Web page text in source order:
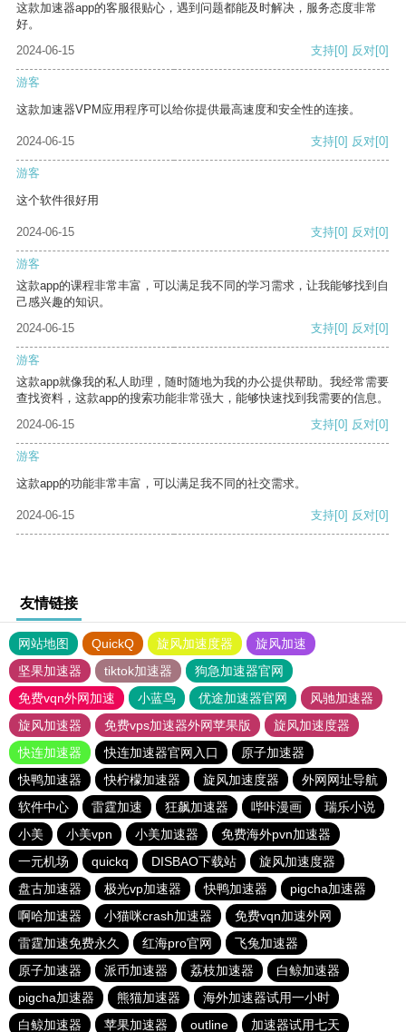
这款加速器app的客服很贴心，遇到问题都能及时解决，服务态度非常
好。
2024-06-15
支持[0] 反对[0]
游客
这款加速器VPM应用程序可以给你提供最高速度和安全性的连接。
2024-06-15 支持[0] 反对[0]
游客
这个软件很好用
2024-06-15 支持[0] 反对[0]
游客
这款app的课程非常丰富，可以满足我不同的学习需求，让我能够找到自
己感兴趣的知识。
2024-06-15
支持[0] 反对[0]
游客
这款app就像我的私人助理，随时随地为我的办公提供帮助。我经常需要
查找资料，这款app的搜索功能非常强大，能够快速找到我需要的信息。
2024-06-15
支持[0] 反对[0]
游客
这款app的功能非常丰富，可以满足我不同的社交需求。
2024-06-15 支持[0] 反对[0]
友情链接
网站地图 QuickQ 旋风加速度器
旋风加速
坚果加速器
tiktok加速器
狗急加速器官网
免费vqn外网加速
小蓝鸟 优途加速器官网
风驰加速器
旋风加速器
免费vps加速器外网苹果版
旋风加速度器
快连加速器
快连加速器官网入口
原子加速器
快鸭加速器
快柠檬加速器 旋风加速度器
外网网址导航
软件中心
雷霆加速 狂飙加速器 哔咔漫画
瑞乐小说
小美
小美vpn 小美加速器
免费海外pvn加速器
一元机场
quickq DISBAO下载站
旋风加速度器
盘古加速器
极光vp加速器 快鸭加速器
pigcha加速器
啊哈加速器
小猫咪crash加速器
免费vqn加速外网
雷霆加速免费永久
红海pro官网
飞兔加速器
原子加速器
派币加速器 荔枝加速器
白鲸加速器
pigcha加速器
熊猫加速器
海外加速器试用一小时
白鲸加速器
苹果加速器 outline 加速器试用七天